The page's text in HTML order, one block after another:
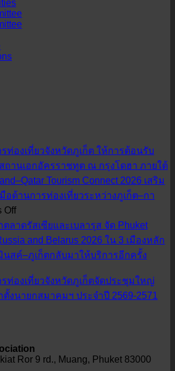
ท่องเที่ยวจังหวัดภูเก็ต ให้การต้อนรับ
านเอกอัครราชทูต ณ กรุงโดฮา ภายใต้
Tourism Connect 2026 เสริม
อด้านการท่องเที่ยวระหว่างภูเก็ต–กา
Offon
สมาคม
ธุรกิจ
การ
เที่ยว
จังหวัด
คณะ
ลาดรัสเซียและเบลารุส จัด Phuket
and Belarus 2026 ใน 3 เมืองหลัก
นสค์–ภูเก็ตกลับมาให้บริการอีกครั้ง
เก็ต
ดิน
า
ส
ท่องเที่ยวจังหวัดภูเก็ตจัดประชุมใหญ่
งนายกสมาคมฯ ประจำปี 2569-2571
าร
อง
Ror 9 rd., Muang, Phuket 83000